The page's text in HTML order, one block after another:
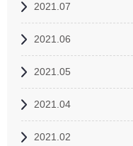
2021.07
2021.06
2021.05
2021.04
2021.02